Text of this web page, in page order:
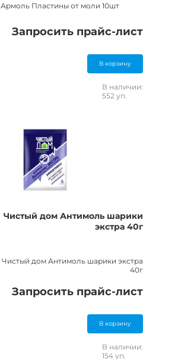
Армоль Пластины от моли 10шт
Запросить прайс-лист
В корзину
В наличии:
552 уп.
Чистый дом Антимоль шарики
экстра 40г
Чистый дом Антимоль шарики экстра
40г
Запросить прайс-лист
В корзину
В наличии:
154 уп.